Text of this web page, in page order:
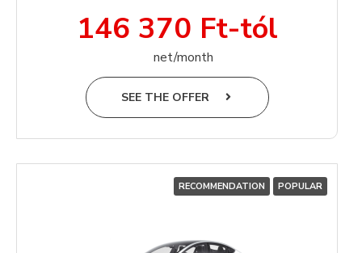
146 370 Ft-tól
net/month
SEE THE OFFER
RECOMMENDATION POPULAR